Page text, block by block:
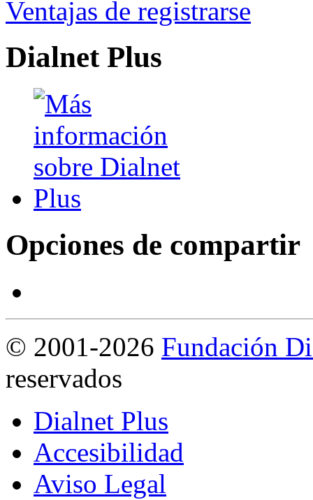
Ventajas de registrarse
Dialnet Plus
Opciones de compartir
© 2001-2026 Fundación
reservados
Dialnet Plus
Accesibilidad
Aviso Legal